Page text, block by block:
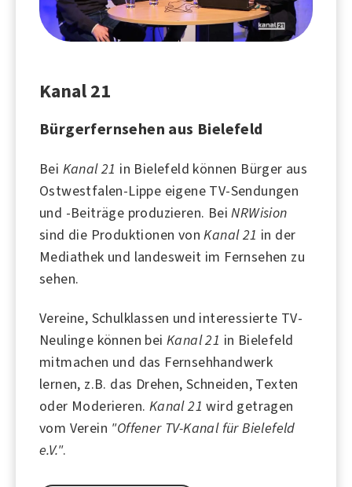
Kanal 21
Bürgerfernsehen aus Bielefeld
Bei Kanal 21 in Bielefeld können Bürger aus
Ostwestfalen-Lippe eigene TV-Sendungen
und -Beiträge produzieren. BeiNRWision
sind die Produktionen vonKanal 21 in der
Mediathek und landesweit im Fernsehen zu
sehen.
Vereine, Schulklassen und interessierte TV-
Neulinge können bei Kanal 21 in Bielefeld
mitmachen und das Fernsehhandwerk
lernen, z.B. das Drehen, Schneiden, Texten
oder Moderieren. Kanal 21 wird getragen
vom Verein "Offener TV-Kanal für Bielefeld
e.V.".